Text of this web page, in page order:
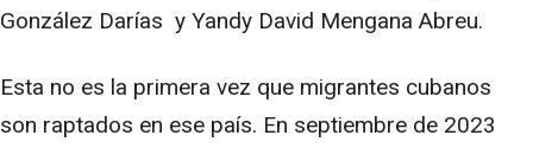
González Darías y Yandy David Mengana Abreu.
Esta no es la primera vez que migrantes cubanos
son raptados en ese país. En septiembre de 2023